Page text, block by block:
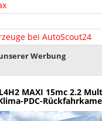
bei AutoScout24
Werbung
L4H2 MAXI 15mc 2.2
PDC-